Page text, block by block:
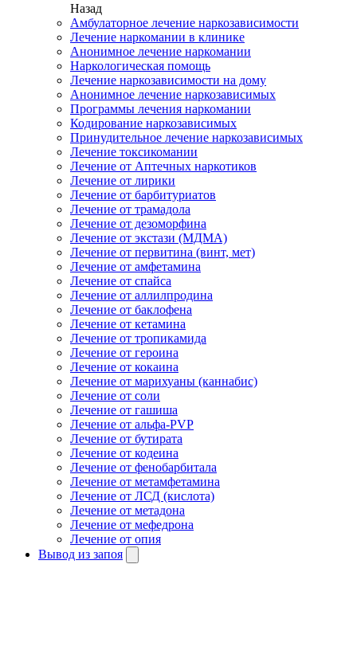
Назад
Амбулаторное лечение наркозависимости
Лечение наркомании в клинике
Анонимное лечение наркомании
Наркологическая помощь
Лечение наркозависимости на дому
Анонимное лечение наркозависимых
Программы лечения наркомании
Кодирование наркозависимых
Принудительное лечение наркозависимых
Лечение токсикомании
Лечение от Аптечных наркотиков
Лечение от лирики
Лечение от барбитуриатов
Лечение от трамадола
Лечение от дезоморфина
Лечение от экстази (МДМА)
Лечение от первитина (винт, мет)
Лечение от амфетамина
Лечение от спайса
Лечение от аллилпродина
Лечение от баклофена
Лечение от кетамина
Лечение от тропикамида
Лечение от героина
Лечение от кокаина
Лечение от марихуаны (каннабис)
Лечение от соли
Лечение от гашиша
Лечение от альфа-PVP
Лечение от бутирата
Лечение от кодеина
Лечение от фенобарбитала
Лечение от метамфетамина
Лечение от ЛСД (кислота)
Лечение от метадона
Лечение от мефедрона
Лечение от опия
Вывод из запоя